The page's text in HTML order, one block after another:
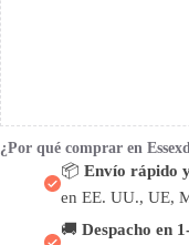
¿Por qué comprar en
📦 Envío rápido
en EE. UU., UE,
🚚 Despacho en